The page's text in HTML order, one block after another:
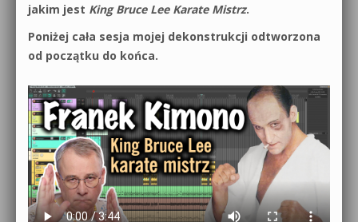
Regulamin
Działanie sklepu internetowego
Wyszukiwanie
jakim jest King Bruce Lee Karate Mistrz.
Poniżej cała sesja mojej dekonstrukcji odtworzona
od początku do końca.